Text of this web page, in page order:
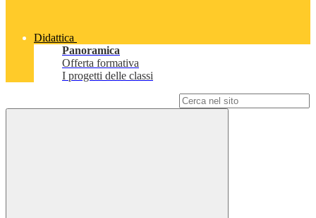
Didattica
Panoramica
Offerta formativa
I progetti delle classi